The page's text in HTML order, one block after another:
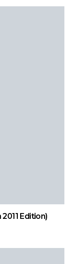
Edition)